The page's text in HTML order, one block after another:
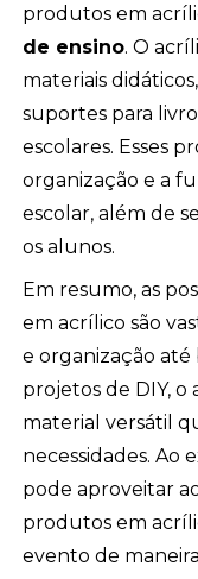
produtos em
de ensino. O
materiais
suportes para
escolares. Esses
organização e a
escolar, além de
os alunos.
Em resumo, as
em acrílico são
e organização até
projetos de DIY, o
material versátil
necessidades. Ao
pode aproveitar
produtos em
evento de